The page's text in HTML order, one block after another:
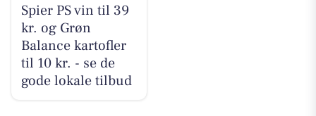
Spier PS vin til 39
kr. og Grøn
Balance kartofler
til 10 kr. - se de
gode lokale tilbud